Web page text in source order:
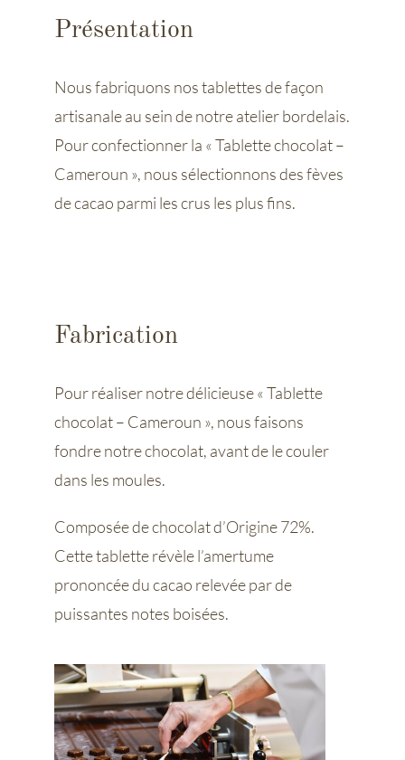
Présentation
Nous fabriquons nos tablettes de façon
artisanale au sein de notre atelier bordelais.
Pour confectionner la « Tablette chocolat –
Cameroun », nous sélectionnons des fèves
de cacao parmi les crus les plus fins.
Fabrication
Pour réaliser notre délicieuse « Tablette
chocolat – Cameroun », nous faisons
fondre notre chocolat, avant de le couler
dans les moules.
Composée de chocolat d’Origine 72%.
Cette tablette révèle l’amertume
prononcée du cacao relevée par de
puissantes notes boisées.